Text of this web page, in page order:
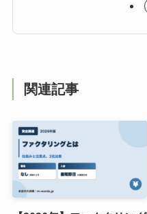
関連記事